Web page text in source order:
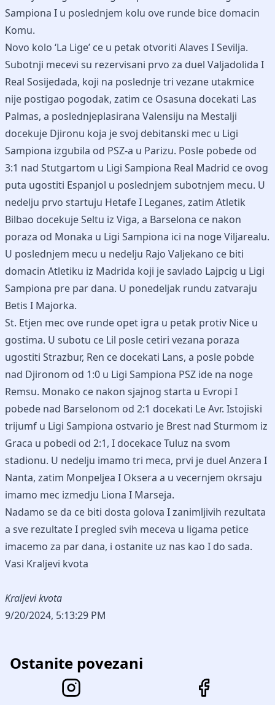
Sampiona I u poslednjem kolu ove runde bice domacin
Komu.
Novo kolo ‘La Lige’ ce u petak otvoriti Alaves I Sevilja.
Subotnji mecevi su rezervisani prvo za duel Valjadolida I
Real Sosijedada, koji na poslednje tri vezane utakmice
nije postigao pogodak, zatim ce Osasuna docekati Las
Palmas, a poslednjeplasirana Valensiju na Mestalji
docekuje Djironu koja je svoj debitanski mec u Ligi
Sampiona izgubila od PSZ-a u Parizu. Posle pobede od
3:1 nad Stutgartom u Ligi Sampiona Real Madrid ce ovog
puta ugostiti Espanjol u poslednjem subotnjem mecu. U
nedelju prvo startuju Hetafe I Leganes, zatim Atletik
Bilbao docekuje Seltu iz Viga, a Barselona ce nakon
poraza od Monaka u Ligi Sampiona ici na noge Viljarealu.
U poslednjem mecu u nedelju Rajo Valjekano ce biti
domacin Atletiku iz Madrida koji je savlado Lajpcig u Ligi
Sampiona pre par dana. U ponedeljak rundu zatvaraju
Betis I Majorka.
St. Etjen mec ove runde opet igra u petak protiv Nice u
gostima. U subotu ce Lil posle cetiri vezana poraza
ugostiti Strazbur, Ren ce docekati Lans, a posle pobde
nad Djironom od 1:0 u Ligi Sampiona PSZ ide na noge
Remsu. Monako ce nakon sjajnog starta u Evropi I
pobede nad Barselonom od 2:1 docekati Le Avr. Istojiski
trijumf u Ligi Sampiona ostvario je Brest nad Sturmom iz
Graca u pobedi od 2:1, I docekace Tuluz na svom
stadionu. U nedelju imamo tri meca, prvi je duel Anzera I
Nanta, zatim Monpeljea I Oksera a u vecernjem okrsaju
imamo mec izmedju Liona I Marseja.
Nadamo se da ce biti dosta golova I zanimljivih rezultata
a sve rezultate I pregled svih meceva u ligama petice
imacemo za par dana, i ostanite uz nas kao I do sada.
Vasi Kraljevi kvota
Kraljevi kvota
9/20/2024, 5:13:29 PM
Ostanite povezani